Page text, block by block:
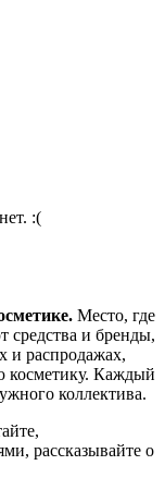
:(
Место, где
средства и бренды,
и распродажах,
косметику. Каждый
коллектива.
рассказывайте о